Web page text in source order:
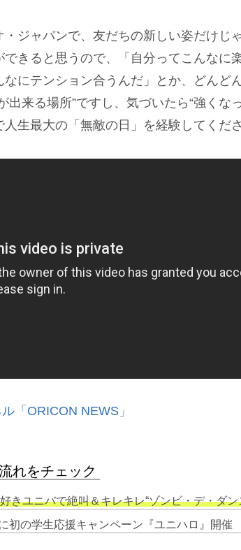
ジャパンで、友だちの新しい姿だけじ
きると思うので、「自分ってこんなに
にテンション合うんだ」とか、どんど
出来る場所”ですし、気づいたら“強くな
生最大の「無敵の日」を経験してくだ
「ORICON NEWS」
れをチェック
ニバで絶叫＆キレキレ“ゾンビ・デ・ダンス”「仲間っ